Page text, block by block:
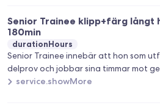
Senior Trainee klipp+färg långt
180min
durationHours
Senior Trainee innebär att hon som
delprov och jobbar sina timmar mot
man färdig och fullt behörig frisör.
service.showMore